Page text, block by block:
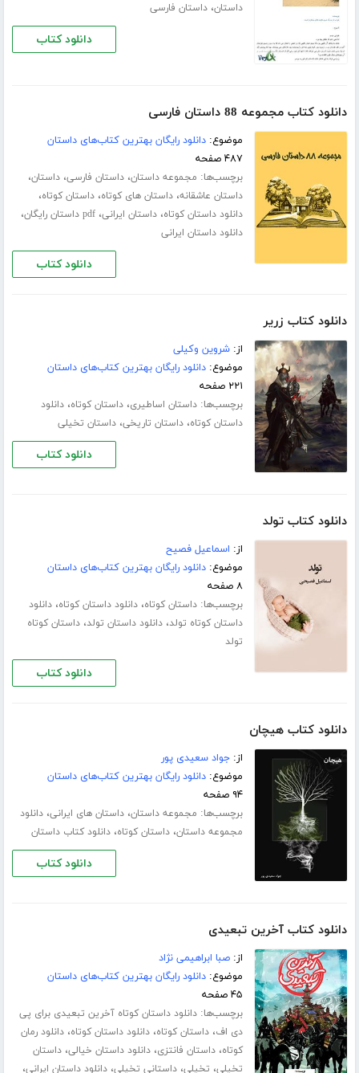
داستان،داستان فارسی
دانلود کتاب
دانلود کتاب مجموعه 88 داستان فارسی
موضوع:دانلود رایگان بهترین کتاب‌های داستان
۴۸۷ صفحه
برچسب‌ها: مجموعه داستان،داستان فارسی،داستان،
داستان عاشقانه،داستان های کوتاه،داستان کوتاه،
دانلود داستان کوتاه،داستان ایرانی،pdf داستان رایگان ،
دانلود داستان ایرانی
دانلود کتاب
دانلود کتاب زریر
از:شروین وکیلی
موضوع:دانلود رایگان بهترین کتاب‌های داستان
۲۲۱ صفحه
برچسب‌ها:داستان اساطیری،داستان کوتاه،دانلود
داستان کوتاه،داستان تاریخی،داستان تخیلی
دانلود کتاب
دانلود کتاب تولد
از: اسماعیل فصیح
موضوع:دانلود رایگان بهترین کتاب‌های داستان
۸ صفحه
برچسب‌ها:داستان کوتاه،دانلود داستان کوتاه،دانلود
داستان کوتاه تولد،دانلود داستان تولد،داستان کوتاه
تولد
دانلود کتاب
دانلود کتاب هیچان
از:جواد سعیدی پور
موضوع:دانلود رایگان بهترین کتاب‌های داستان
۹۴ صفحه
برچسب‌ها: مجموعه داستان،داستان های ایرانی،دانلود
مجموعه داستان،داستان کوتاه،دانلود کتاب داستان
دانلود کتاب
دانلود کتاب آخرین تبعیدی
از:صبا ابراهیمی نژاد
موضوع:دانلود رایگان بهترین کتاب‌های داستان
۴۵ صفحه
برچسب‌ها:دانلود داستان کوتاه آخرین تبعیدی برای پی
دی اف،داستان کوتاه،دانلود داستان کوتاه،دانلود رمان
کوتاه،داستان فانتزی،دانلود داستان خیالی،داستان
تخیلی، تخیلی،داستانی تخیلی،دانلود داستان ایرانی،